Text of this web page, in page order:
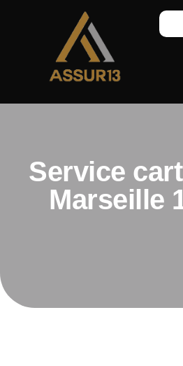
Service
Marseille